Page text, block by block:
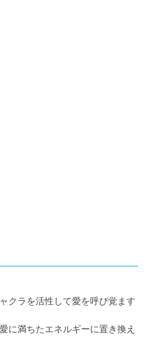
クラを活性して愛を呼び覚ます
に満ちたエネルギーに置き換え